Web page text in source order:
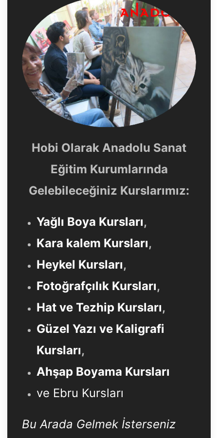
Hobi Olarak Anadolu Sanat
Eğitim Kurumlarında
Gelebileceğiniz Kurslarımız:
Yağlı Boya Kursları,
Kara kalem Kursları,
Heykel Kursları,
Fotoğrafçılık Kursları,
Hat ve Tezhip Kursları,
Güzel Yazı ve Kaligrafi
Kursları,
Ahşap Boyama Kursları
ve Ebru Kursları
Bu Arada Gelmek İsterseniz